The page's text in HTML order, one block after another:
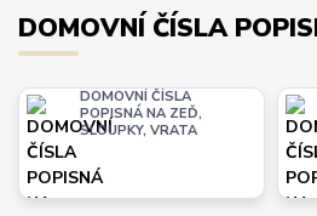
DOMOVNÍ ČÍSLA
DOMOVNÍ ČÍSLA
POPISNÁ NA ZEĎ,
SLOUPKY, VRATA